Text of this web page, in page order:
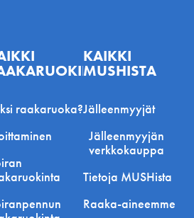
raakaruoka?
KAIKKI
MUSHISTA
Jälleenmyyjät
Jälleenmyyjän
verkkokauppa
Tietoja MUSHista
Raaka-aineemme